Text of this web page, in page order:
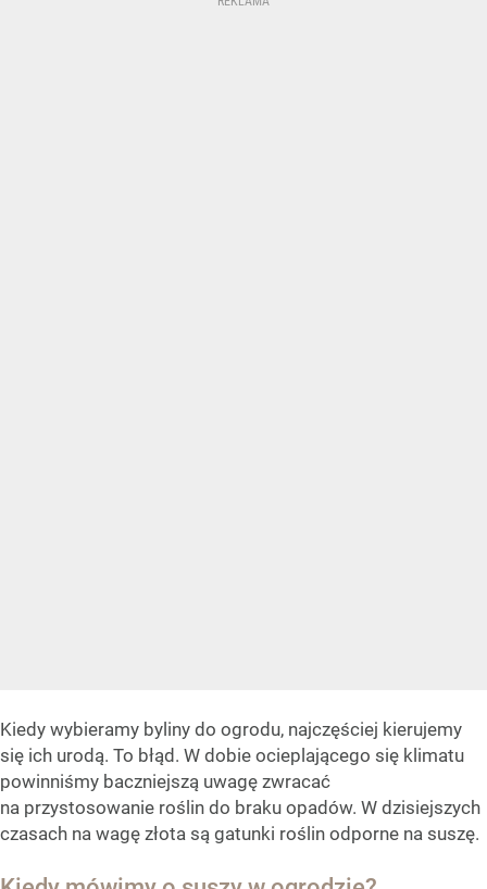
Kiedy wybieramy byliny do ogrodu, najczęściej kierujemy
się ich urodą. To błąd. W dobie ocieplającego się klimatu
powinniśmy baczniejszą uwagę zwracać
na przystosowanie roślin do braku opadów. W dzisiejszych
czasach na wagę złota są gatunki roślin odporne na suszę.